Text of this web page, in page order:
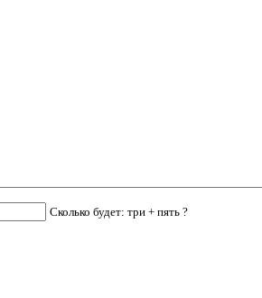
Сколько будет: три + пять ?